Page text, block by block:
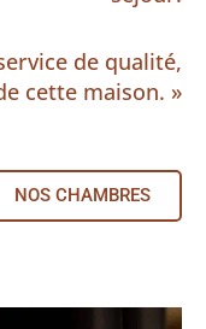
de qualité,
cette maison. »
NOS CHAMBRES